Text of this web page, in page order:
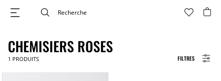
FILTRES
CHEMISIERS ROSES
1 PRODUITS